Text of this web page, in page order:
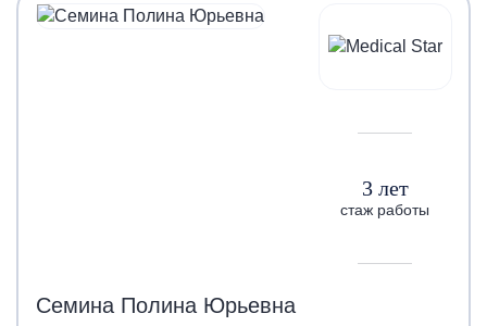
3 лет
стаж работы
Семина Полина Юрьевна